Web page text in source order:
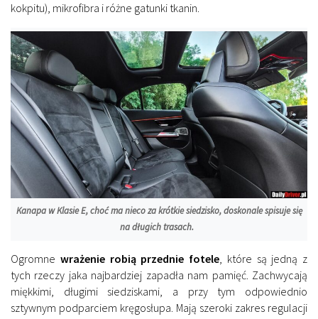
kokpitu), mikrofibra i różne gatunki tkanin.
Kanapa w Klasie E, choć ma nieco za krótkie siedzisko, doskonale spisuje się
na długich trasach.
Ogromne wrażenie robią przednie fotele, które są jedną z
tych rzeczy jaka najbardziej zapadła nam pamięć. Zachwycają
miękkimi, długimi siedziskami, a przy tym odpowiednio
sztywnym podparciem kręgosłupa. Mają szeroki zakres regulacji